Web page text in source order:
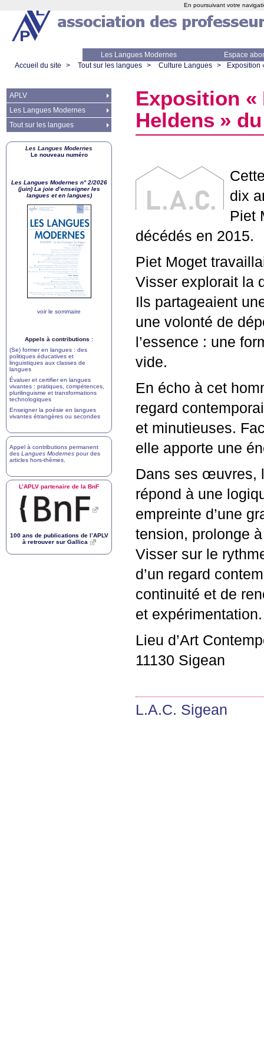
Les Langues Modernes
Espace
Accueil du site
> Tout sur les langues > Culture Langues > Exposition
Exposition «
Heldens »
dix
Piet
décédés en 2015.
Piet Moget
Visser explorait la
Ils partageaient
une volonté de
l’essence : une
vide.
En écho à cet
regard
et minutieuses.
elle apporte une
Dans ses œuvres,
répond à une
empreinte d’une
tension, prolonge
Visser sur le
d’un regard
continuité et de
et expérimentation.
Lieu d’Art
11130 Sigean
L.A.C. Sigean
APLV
Les Langues Modernes
Tout sur les langues
Les Langues Modernes
Le nouveau numéro
Les Langues Modernes n° 2/2026
(juin) La joie d’enseigner les
langues et en langues)
voir le sommaire
Appels à contributions :
(Se) former en langues : des
politiques éducatives et
linguistiques aux classes de
langues
Évaluer et certifier en langues
vivantes : pratiques, compétences,
plurilinguisme et transformations
technologiques
Enseigner la poésie en langues
vivantes étrangères ou secondes
Appel à contributions permanent
des Langues Modernes pour des
articles hors-thèmes
L’APLV partenaire de la BnF
100 ans de publications de l’APLV
à retrouver sur Gallica
En poursuivant votre